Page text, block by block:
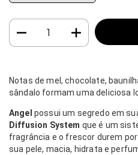
Notas de mel, chocolate,
sândalo formam uma deliciosa
Angel possui um segredo em
Diffusion System que é um
fragrância e o frescor durem
sua pele, macia, hidrata e